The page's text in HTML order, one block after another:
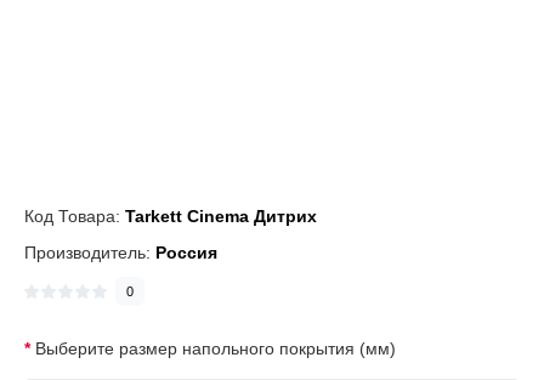
Код Товара: Tarkett Cinema Дитрих
Производитель: Россия
0
Выберите размер напольного покрытия (мм)